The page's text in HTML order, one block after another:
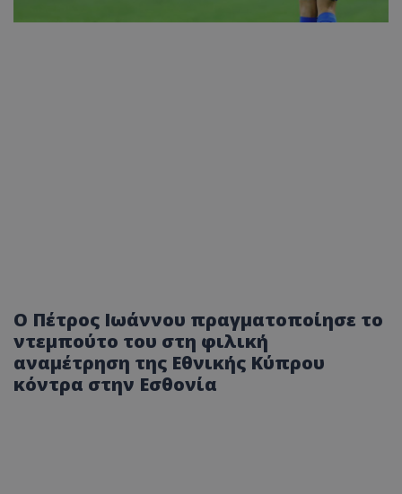
Ο Πέτρος Ιωάννου πραγματοποίησε το
ντεμπούτο του στη φιλική
αναμέτρηση της Εθνικής Κύπρου
κόντρα στην Εσθονία